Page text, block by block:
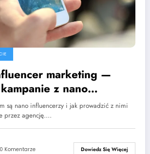
marketing —
z nano
są nano influencerzy i jak prowadzić z nimi
przez agencję.…
0 Komentarze Dowiedz Się Więcej